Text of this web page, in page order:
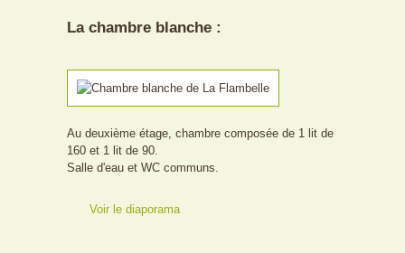
La chambre blanche :
Au deuxième étage, chambre composée de 1 lit de
160 et 1 lit de 90.
Salle d'eau et WC communs.
Voir le diaporama